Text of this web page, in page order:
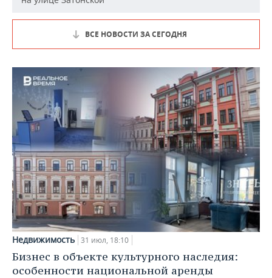
ВСЕ НОВОСТИ ЗА СЕГОДНЯ
Недвижимость 31 июл, 18:10
Бизнес в объекте культурного наследия:
особенности национальной аренды